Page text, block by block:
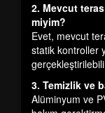
2. Mevcut
miyim?
Evet, mevcut
statik kontroller
3. Temizlik ve
Alüminyum ve